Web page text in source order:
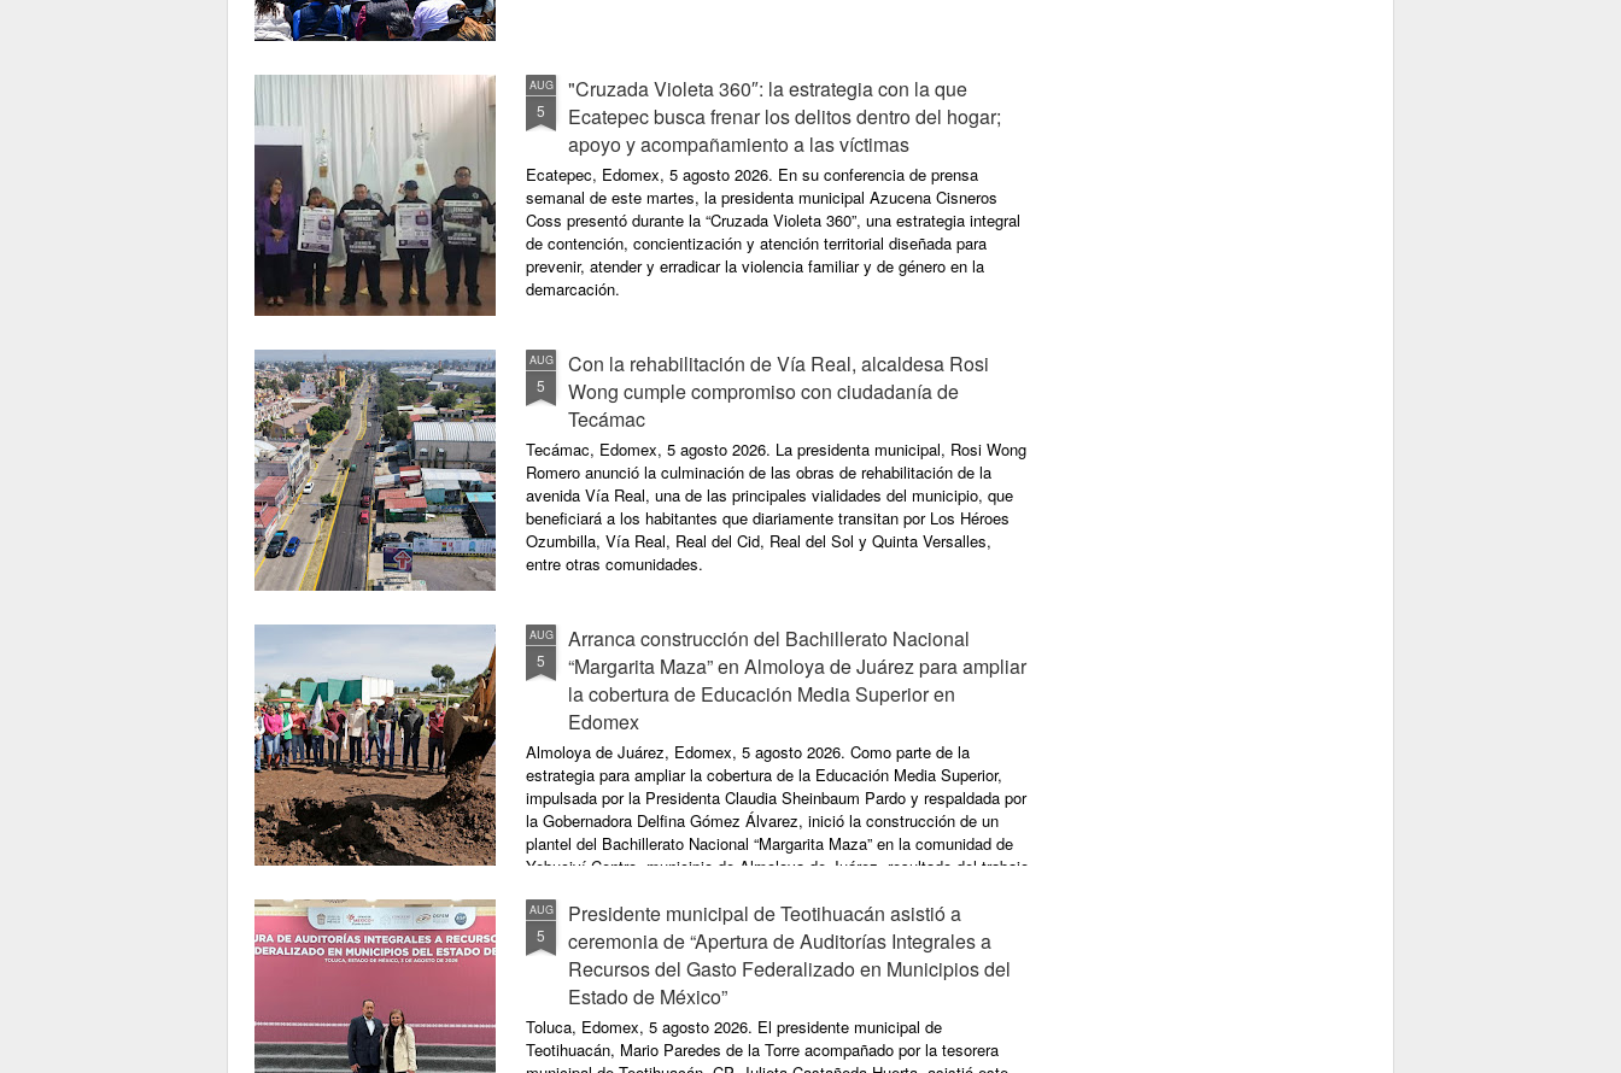
AUG
5
"Cruzada Violeta 360″: la estrategia con la que
Ecatepec busca frenar los delitos dentro del hogar;
apoyo y acompañamiento a las víctimas
Ecatepec, Edomex, 5 agosto 2026. En su conferencia de prensa
semanal de este martes, la presidenta municipal Azucena Cisneros
Coss presentó durante la “Cruzada Violeta 360”, una estrategia integral
de contención, concientización y atención territorial diseñada para
prevenir, atender y erradicar la violencia familiar y de género en la
demarcación.
AUG
5
Con la rehabilitación de Vía Real, alcaldesa Rosi
Wong cumple compromiso con ciudadanía de
Tecámac
Tecámac, Edomex, 5 agosto 2026. La presidenta municipal, Rosi Wong
Romero anunció la culminación de las obras de rehabilitación de la
avenida Vía Real, una de las principales vialidades del municipio, que
beneficiará a los habitantes que diariamente transitan por Los Héroes
Ozumbilla, Vía Real, Real del Cid, Real del Sol y Quinta Versalles,
entre otras comunidades.
AUG
5
Arranca construcción del Bachillerato Nacional
“Margarita Maza” en Almoloya de Juárez para ampliar
la cobertura de Educación Media Superior en
Edomex
Almoloya de Juárez, Edomex, 5 agosto 2026. Como parte de la
estrategia para ampliar la cobertura de la Educación Media Superior,
impulsada por la Presidenta Claudia Sheinbaum Pardo y respaldada por
la Gobernadora Delfina Gómez Álvarez, inició la construcción de un
plantel del Bachillerato Nacional “Margarita Maza” en la comunidad de
Yebuciví Centro, municipio de Almoloya de Juárez, resultado del trabajo
AUG
5
Presidente municipal de Teotihuacán asistió a
ceremonia de “Apertura de Auditorías Integrales a
Recursos del Gasto Federalizado en Municipios del
Estado de México”
Toluca, Edomex, 5 agosto 2026. El presidente municipal de
Teotihuacán, Mario Paredes de la Torre acompañado por la tesorera